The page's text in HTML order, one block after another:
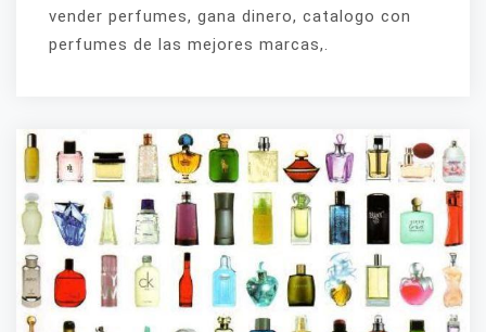
vender perfumes, gana dinero, catalogo con
perfumes de las mejores marcas,.